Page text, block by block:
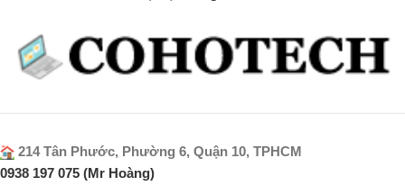
214 Tân Phước, Phường 6, Quận 10, TPHCM
0938 197 075 (Mr Hoàng)